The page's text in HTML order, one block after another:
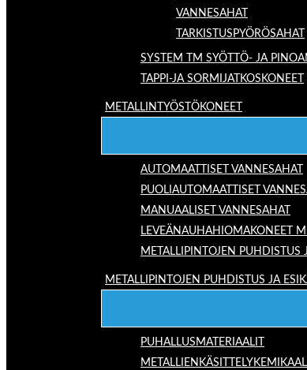
VANNESAHAT
TARKISTUSPYÖRÖSAHAT
SYSTEM TM SYÖTTÖ- JA
TAPPI-JA SORMIJATKOSKONEET
METALLINTYÖSTÖKONEET
AUTOMAATTISET VANNESAHAT
PUOLIAUTOMAATTISET
MANUAALISET VANNESAHAT
LEVEÄNAUHAHIOMAKONEET
METALLIPINTOJEN PUHDISTUS
METALLIPINTOJEN PUHDISTUS JA
PUHALLUSMATERIAALIT